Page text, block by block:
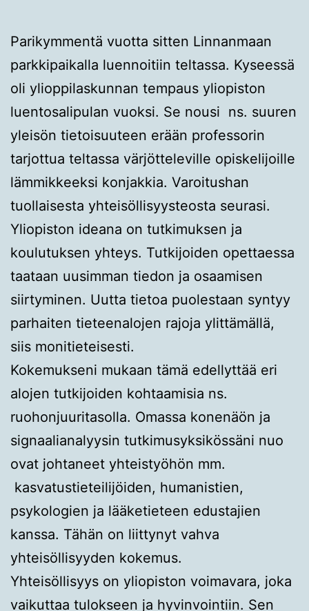
Parikymmentä vuotta sitten Linnanmaan
parkkipaikalla luennoitiin teltassa. Kyseessä
oli ylioppilaskunnan tempaus yliopiston
luentosalipulan vuoksi. Se nousi ns. suuren
yleisön tietoisuuteen erään professorin
tarjottua teltassa värjötteleville opiskelijoille
lämmikkeeksi konjakkia. Varoitushan
tuollaisesta yhteisöllisyysteosta seurasi.
Yliopiston ideana on tutkimuksen ja
koulutuksen yhteys. Tutkijoiden opettaessa
taataan uusimman tiedon ja osaamisen
siirtyminen. Uutta tietoa puolestaan syntyy
parhaiten tieteenalojen rajoja ylittämällä,
siis monitieteisesti.
Kokemukseni mukaan tämä edellyttää eri
alojen tutkijoiden kohtaamisia ns.
ruohonjuuritasolla. Omassa konenäön ja
signaalianalyysin tutkimusyksikössäni nuo
ovat johtaneet yhteistyöhön mm.
kasvatustieteilijöiden, humanistien,
psykologien ja lääketieteen edustajien
kanssa. Tähän on liittynyt vahva
yhteisöllisyyden kokemus.
Yhteisöllisyys on yliopiston voimavara, joka
vaikuttaa tulokseen ja hyvinvointiin. Sen